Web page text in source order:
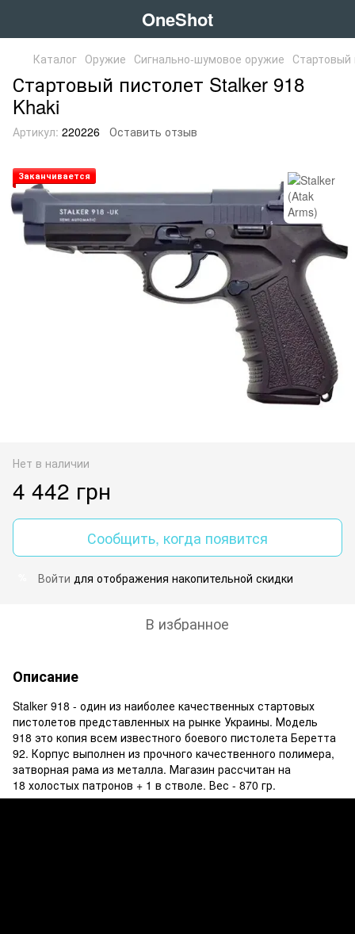
OneShot
Каталог Оружие Сигнально-шумовое оружие Стартовый
Стартовый пистолет Stalker 918
Khaki
Артикул: 220226 Оставить отзыв
Заканчивается
Нет в наличии
4 442 грн
Сообщить, когда появится
Войти для отображения накопительной скидки
В избранное
Описание
Stalker 918 - один из наиболее качественных стартовых
пистолетов представленных на рынке Украины. Модель
918 это копия всем известного боевого пистолета Беретта
92. Корпус выполнен из прочного качественного полимера,
затворная рама из металла. Магазин рассчитан на
18 холостых патронов + 1 в стволе. Вес - 870 гр.